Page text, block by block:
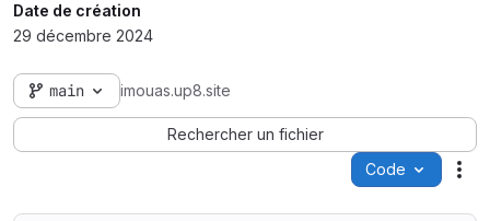
Date de création
29 décembre 2024
main imouas.up8.site
Rechercher un fichier
Code